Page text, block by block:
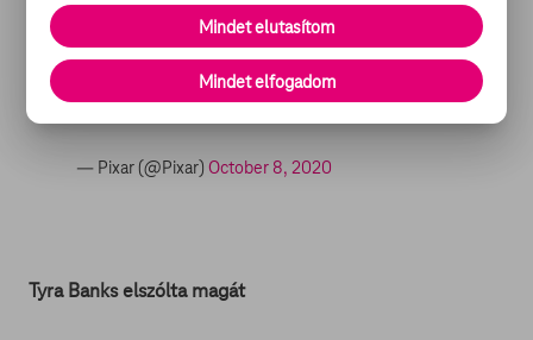
Disney and Pixar's Soul will be streaming
exclusively on Disney+ on December 25th.
#DisneyPlus
pic.twitter.com/3gPhX7u4CO
— Pixar (@Pixar) October 8, 2020
Tyra Banks elszólta magát
Mindet elutasítom
Mindet elfogadom